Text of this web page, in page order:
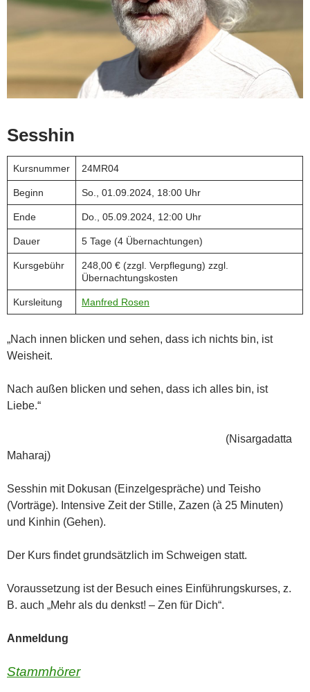
Sesshin
Kursnummer 24MR04
Beginn So., 01.09.2024, 18:00 Uhr
Ende Do., 05.09.2024, 12:00 Uhr
Dauer 5 Tage (4 Übernachtungen)
Kursgebühr
248,00 € (zzgl. Verpflegung) zzgl.
Übernachtungskosten
Kursleitung Manfred Rosen
„Nach innen blicken und sehen, dass ich nichts bin, ist
Weisheit.
Nach außen blicken und sehen, dass ich alles bin, ist
Liebe.“
(Nisargadatta
Maharaj)
Sesshin mit Dokusan (Einzelgespräche) und Teisho
(Vorträge). Intensive Zeit der Stille, Zazen (à 25 Minuten)
und Kinhin (Gehen).
Der Kurs findet grundsätzlich im Schweigen statt.
Voraussetzung ist der Besuch eines Einführungskurses, z.
B. auch „Mehr als du denkst! – Zen für Dich“.
Anmeldung
Stammhörer